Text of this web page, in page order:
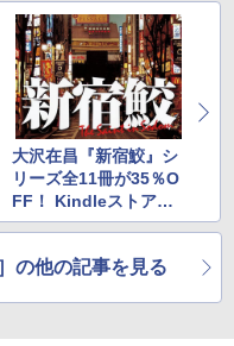
大沢在昌『新宿鮫』シ
リーズ全11冊が35％O
FF！ Kindleストアで
光文社ミステリー＆警
の他の記事を見る